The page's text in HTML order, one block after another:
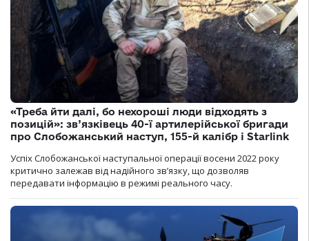
«Треба йти далі, бо нехороші люди відходять з
позицій»: зв’язківець 40-ї артилерійської бригади
про Слобожанський наступ, 155-й калібр і Starlink
Успіх Слобожанської наступальної операції восени 2022 року
критично залежав від надійного зв’язку, що дозволяв
передавати інформацію в режимі реального часу.